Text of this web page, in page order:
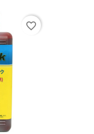
favorite_border